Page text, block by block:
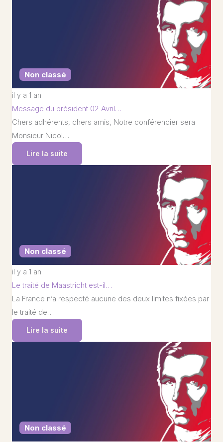
Non classé
il y a 1 an
Message du président 02 Avril…
Chers adhérents, chers amis, Notre conférencier sera
Monsieur Nicol…
Lire la suite
Non classé
il y a 1 an
Le traité de Maastricht est-il…
La France n’a respecté aucune des deux limites fixées par
le traité de…
Lire la suite
Non classé